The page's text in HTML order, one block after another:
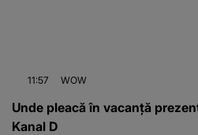
11:57 WOW
Unde pleacă în vacanță
Kanal D